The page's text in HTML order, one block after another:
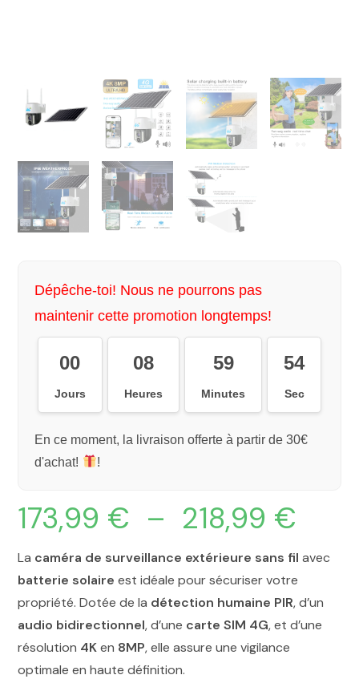
Dépêche-toi! Nous ne pourrons pas
maintenir cette promotion longtemps!
00
Jours
08
Heures
59
Minutes
54
Sec
En ce moment, la livraison offerte à partir de 30€
d'achat!
!
173,99 € – 218,99 €
La caméra de surveillance extérieure sans fil avec
batterie solaire est idéale pour sécuriser votre
propriété. Dotée de la détection humaine PIR, d’un
audio bidirectionnel, d’une carte SIM 4G, et d’une
résolution 4Ken 8MP, elle assure une vigilance
optimale en haute définition.